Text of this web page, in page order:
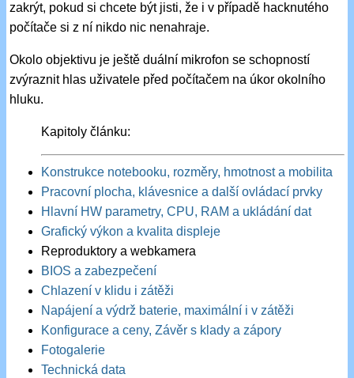
zakrýt, pokud si chcete být jisti, že i v případě hacknutého
počítače si z ní nikdo nic nenahraje.
Okolo objektivu je ještě duální mikrofon se schopností
zvýraznit hlas uživatele před počítačem na úkor okolního
hluku.
Kapitoly článku:
Konstrukce notebooku, rozměry, hmotnost a mobilita
Pracovní plocha, klávesnice a další ovládací prvky
Hlavní HW parametry, CPU, RAM a ukládání dat
Grafický výkon a kvalita displeje
Reproduktory a webkamera
BIOS a zabezpečení
Chlazení v klidu i zátěži
Napájení a výdrž baterie, maximální i v zátěži
Konfigurace a ceny, Závěr s klady a zápory
Fotogalerie
Technická data